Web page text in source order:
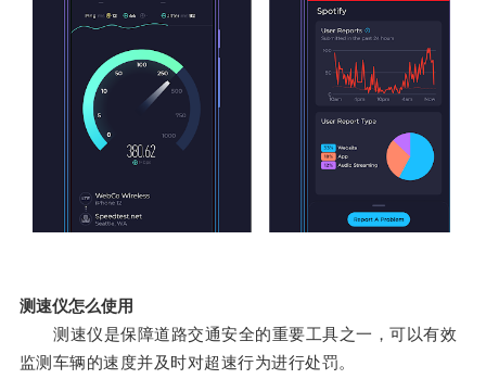
测速仪怎么使用
测速仪是保障道路交通安全的重要工具之一，可以有效
监测车辆的速度并及时对超速行为进行处罚。